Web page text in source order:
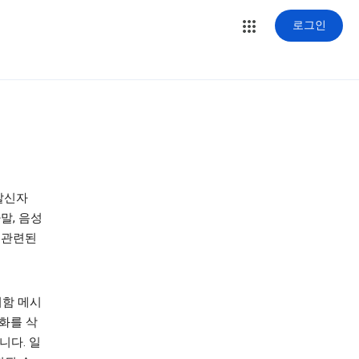
로그인
신자
, 음성
련된
메시
를 삭
다. 일